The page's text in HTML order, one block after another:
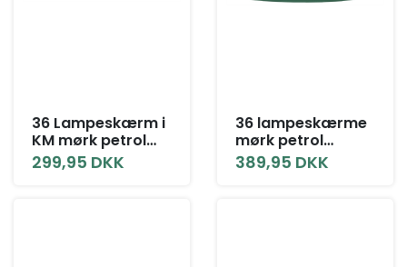
36 Lampeskærm i
KM mørk petrol
bomuld
299,95 DKK
36 lampeskærme
mørk petrol
bomuld alle
størrelser med låg
389,95 DKK